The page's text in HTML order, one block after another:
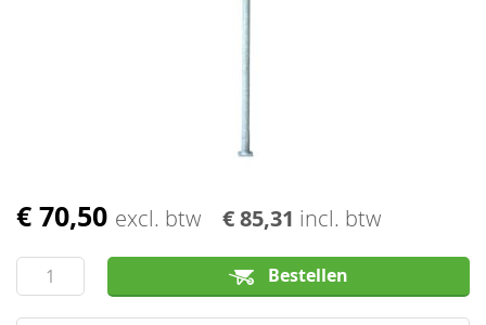
€ 70,50 excl. btw € 85,31 incl. btw
Bestellen
Ga
het
begin
van